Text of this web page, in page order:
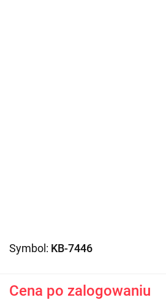
Symbol: KB-7446
Cena po zalogowaniu